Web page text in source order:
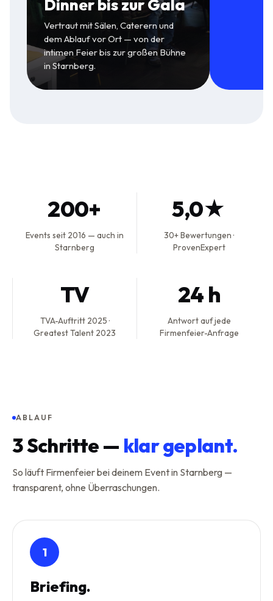
Dinner bis zur Gala
Vertraut mit Sälen, Caterern und
dem Ablauf vor Ort — von der
intimen Feier bis zur großen Bühne
in Starnberg.
200+
Events seit 2016 — auch in
Starnberg
5,0★
30+ Bewertungen ·
ProvenExpert
TV
TVA-Auftritt 2025 ·
Greatest Talent 2023
24 h
Antwort auf jede
Firmenfeier-Anfrage
ABLAUF
3Schritte — klar geplant.
So läuft Firmenfeier bei deinem Event in Starnberg —
transparent, ohne Überraschungen.
1
Briefing.